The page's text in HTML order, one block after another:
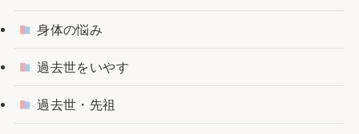
身体の悩み
過去世をいやす
過去世・先祖